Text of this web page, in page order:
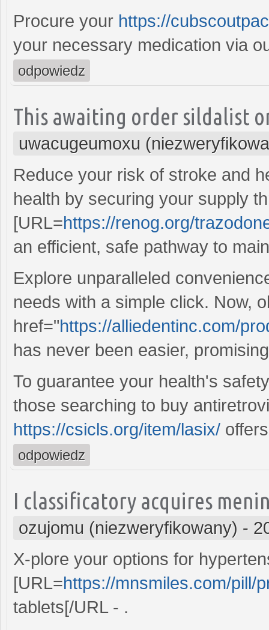
Procure your https://
your necessary medication via
odpowiedz
This awaiting order sildalist
uwacugeumoxu
Reduce your risk of stroke and
health by securing your supply
[URL=https://renog.org/
an efficient, safe pathway to
Explore unparalleled
needs with a simple click. Now,
href="https://alliedentinc.com/
has never been easier,
To guarantee your health's
those searching to buy
https://csicls.org/item/lasix/
odpowiedz
I classificatory acquires
ozujomu (niezweryfikowany) -
X-plore your options for
[URL=https://mnsmiles.com/pill/
tablets[/URL - .